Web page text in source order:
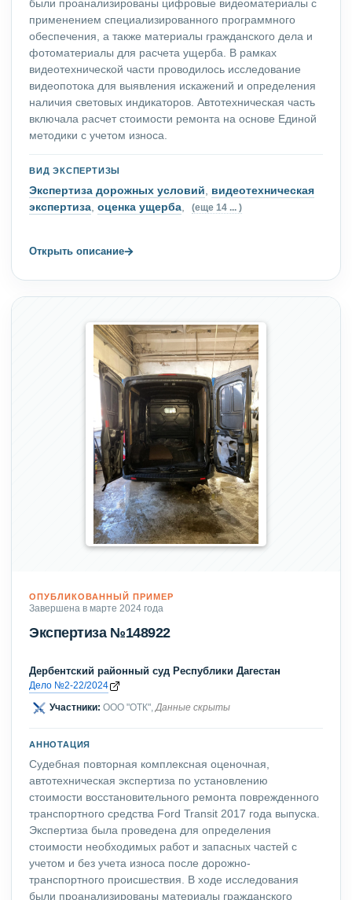
были проанализированы цифровые видеоматериалы с
применением специализированного программного
обеспечения, а также материалы гражданского дела и
фотоматериалы для расчета ущерба. В рамках
видеотехнической части проводилось исследование
видеопотока для выявления искажений и определения
наличия световых индикаторов. Автотехническая часть
включала расчет стоимости ремонта на основе Единой
методики с учетом износа.
ВИД ЭКСПЕРТИЗЫ
Экспертиза дорожных условий, видеотехническая
экспертиза, оценка ущерба, (еще 14 ... )
Открыть описание→
ОПУБЛИКОВАННЫЙ ПРИМЕР
Завершена в марте 2024 года
Экспертиза №148922
Дербентский районный суд Республики Дагестан
Дело №2-22/2024
Участники: ООО "ОТК",Данные скрыты
АННОТАЦИЯ
Судебная повторная комплексная оценочная,
автотехническая экспертиза по установлению
стоимости восстановительного ремонта поврежденного
транспортного средства Ford Transit 2017 года выпуска.
Экспертиза была проведена для определения
стоимости необходимых работ и запасных частей с
учетом и без учета износа после дорожно-
транспортного происшествия. В ходе исследования
были проанализированы материалы гражданского